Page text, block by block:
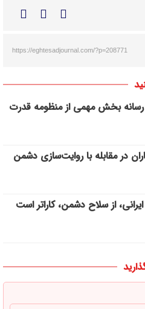
https://eghtesadjournal.com/?p=208771
بخش مهمی از منظومه قدرت
در مقابله با روایت‌سازی دشمن
از سلاح دشمن، کاراتر است